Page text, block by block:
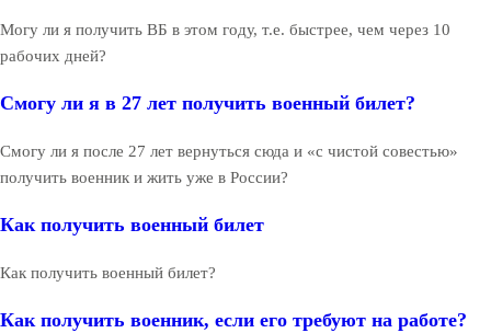
Могу ли я получить ВБ в этом году, т.е. быстрее, чем через 10
рабочих дней?
Смогу ли я в 27 лет получить военный билет?
Смогу ли я после 27 лет вернуться сюда и «с чистой совестью»
получить военник и жить уже в России?
Как получить военный билет
Как получить военный билет?
Как получить военник, если его требуют на работе?